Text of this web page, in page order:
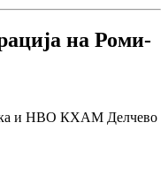
на Роми-
и НВО КХАМ Делчево